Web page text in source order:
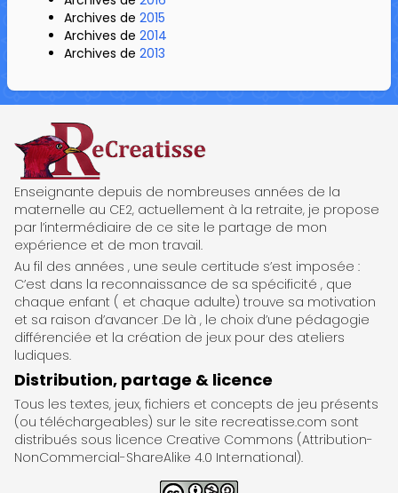
Archives de 2015
Archives de 2014
Archives de 2013
ReCreatisse
Enseignante depuis de nombreuses années de la
maternelle au CE2, actuellement à la retraite, je propose
par l’intermédiaire de ce site le partage de mon
expérience et de mon travail.
Au fil des années , une seule certitude s’est imposée :
C’est dans la reconnaissance de sa spécificité , que
chaque enfant ( et chaque adulte) trouve sa motivation
et sa raison d’avancer .De là , le choix d’une pédagogie
différenciée et la création de jeux pour des ateliers
ludiques.
Distribution, partage & licence
Tous les textes, jeux, fichiers et concepts de jeu présents
(ou téléchargeables) sur le site recreatisse.com sont
distribués sous licence Creative Commons (Attribution-
NonCommercial-ShareAlike 4.0 International).